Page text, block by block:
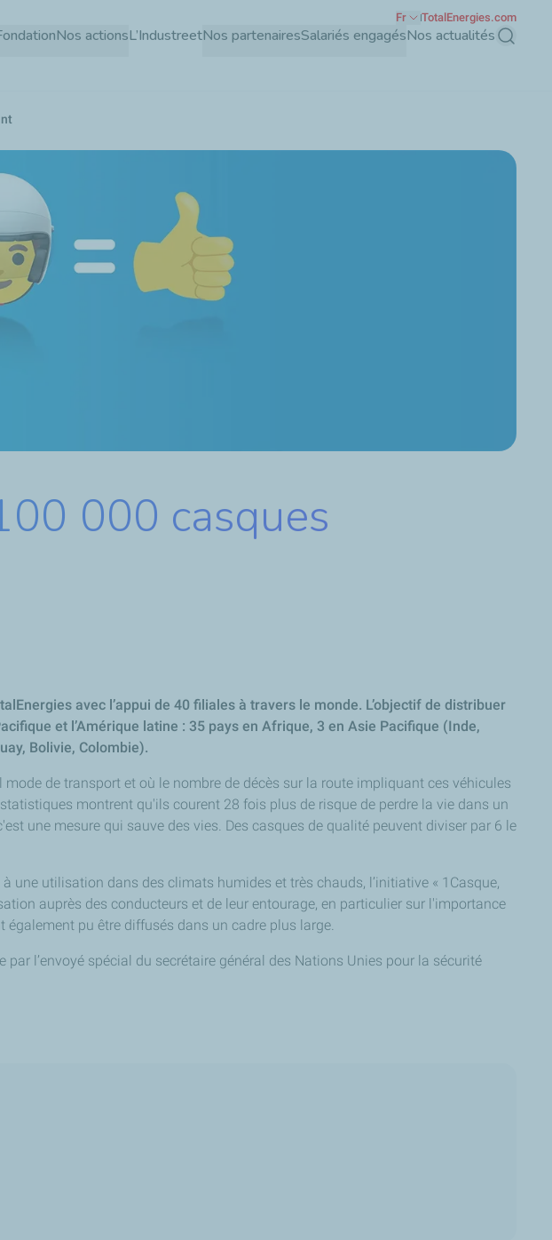
Nos actionsL’IndustreetNos partenairesSalariés engagésNos actualités
Fr TotalEnergies.com
000 casques
avec l’appui de 40 filiales à travers le monde. L’objectif de distribuer
et l’Amérique latine : 35 pays en Afrique, 3 en Asie Pacifique (Inde,
Bolivie, Colombie).
de transport et où le nombre de décès sur la route impliquant ces véhicules
montrent qu'ils courent 28 fois plus de risque de perdre la vie dans un
une mesure qui sauve des vies. Des casques de qualité peuvent diviser par 6 le
une utilisation dans des climats humides et très chauds, l’initiative « 1Casque,
auprès des conducteurs et de leur entourage, en particulier sur l'importance
pu être diffusés dans un cadre plus large.
par l’envoyé spécial du secrétaire général des Nations Unies pour la sécurité